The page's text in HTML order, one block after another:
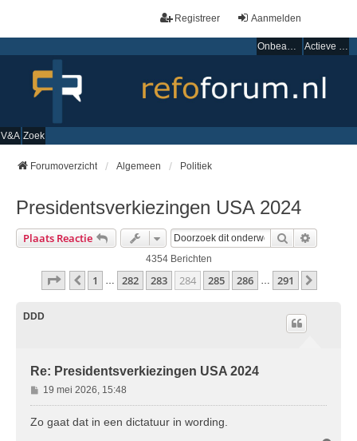
Aanmelden
Registreer
Onbeantwoorde onderwerpen Actieve onderwerpen
V&A Zoek
Forumoverzicht Algemeen Politiek
Presidentsverkiezingen USA 2024
Plaats Reactie Zoek
4354 Berichten
Pagina Van 291
Vorige
1 282 283 284 285 286 291
DDD
Re: Presidentsverkiezingen USA 2024
B
e
r
19 mei 2026, 15:48
Zo gaat dat in een dictatuur in wording.